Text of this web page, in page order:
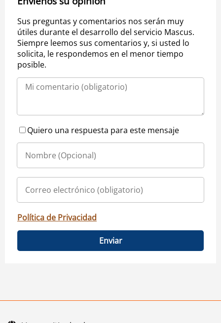
Sus preguntas y comentarios nos serán muy
útiles durante el desarrollo del servicio Mascus.
Siempre leemos sus comentarios y, si usted lo
solicita, le respondemos en el menor tiempo
posible.
Quiero una respuesta para este mensaje
Política de Privacidad
Enviar